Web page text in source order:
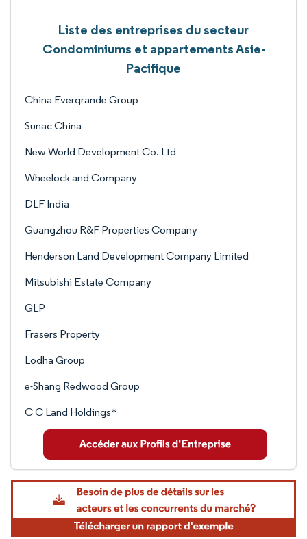
Liste des entreprises du secteur
Condominiums et appartements Asie-
Pacifique
China Evergrande Group
Sunac China
New World Development Co. Ltd
Wheelock and Company
DLF India
Guangzhou R&F Properties Company
Henderson Land Development Company Limited
Mitsubishi Estate Company
GLP
Frasers Property
Lodha Group
e-Shang Redwood Group
C C Land Holdings*